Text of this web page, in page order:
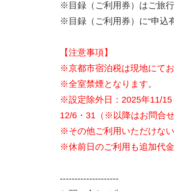
※目録（ご利用券）はご旅
※目録（ご利用券）に“申込
【注意事項】
※京都市宿泊税は現地にてお
※全室禁煙となります。
※設定除外日：2025年11/15
12/6・31（※以降はお問合せ
※その他ご利用いただけな
※休前日のご利用も追加代金
--------------------